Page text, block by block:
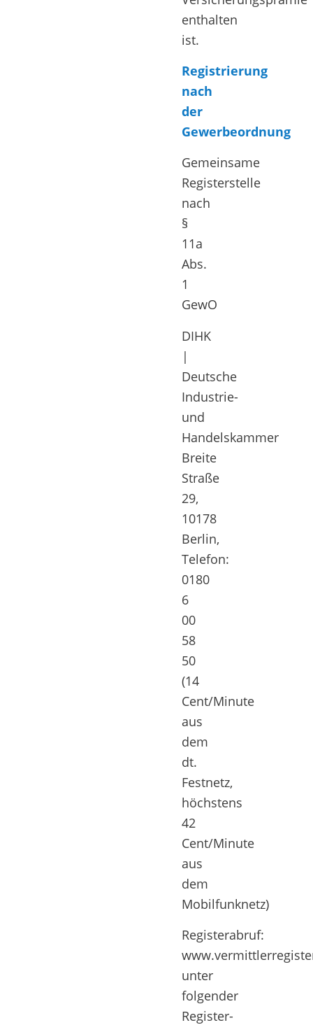
enthalten
ist.
Registrierung
nach
der
Gewerbeordnung
Gemeinsame
Registerstelle
nach
§
11a
Abs.
1
GewO
DIHK
|
Deutsche
Industrie-
und
Handelskammer
Breite
Straße
29,
10178
Berlin,
Telefon:
0180
6
00
58
50
(14
Cent/Minute
aus
dem
dt.
Festnetz,
höchstens
42
Cent/Minute
aus
dem
Mobilfunknetz)
Registerabruf:
unter
folgender
Register-